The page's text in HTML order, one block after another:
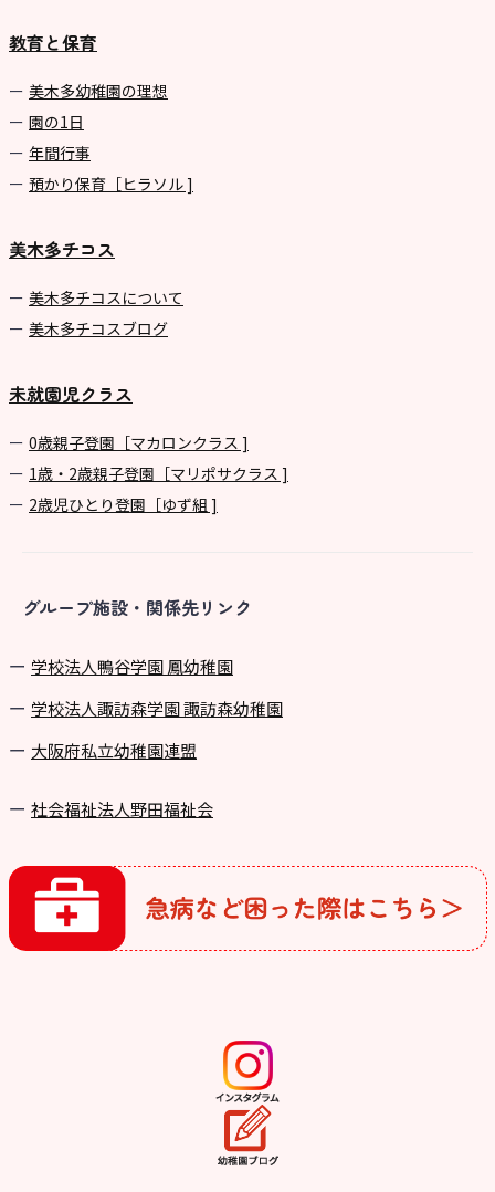
教育と保育
美⽊多幼稚園の理想
園の1⽇
年間⾏事
預かり保育［ヒラソル ]
美木多チコス
美⽊多チコスについて
美⽊多チコスブログ
未就園児クラス
0歳親子登園［マカロンクラス ]
1歳・2歳親子登園［マリポサクラス ]
2歳児ひとり登園［ゆず組 ]
グループ施設・関係先リンク
学校法⼈鴨⾕学園 鳳幼稚園
学校法⼈諏訪森学園 諏訪森幼稚園
⼤阪府私⽴幼稚園連盟
社会福祉法人野田福祉会